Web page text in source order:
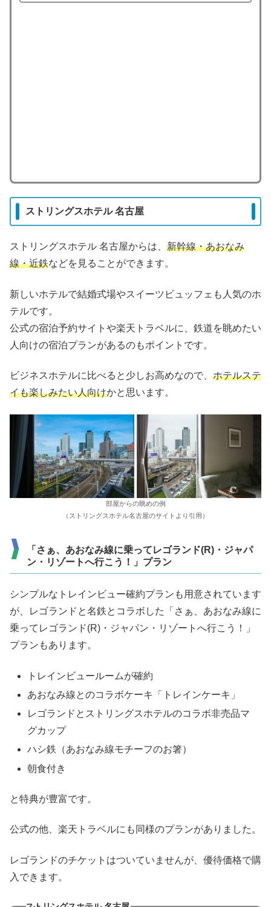
ストリングスホテル 名古屋
ストリングスホテル 名古屋からは、 新幹線・あおなみ
線・近鉄などを見ることができます。
新しいホテルで結婚式場やスイーツビュッフェも人気のホ
テルです。
公式の宿泊予約サイトや楽天トラベルに、鉄道を眺めたい
人向けの宿泊プランがあるのもポイントです。
ビジネスホテルに比べると少しお高めなので、 ホテルステ
イも楽しみたい人向けかと思います。
部屋からの眺めの例
（ストリングスホテル名古屋のサイトより引用）
「さぁ、あおなみ線に乗ってレゴランド(R)・ジャパ
ン・リゾートへ行こう！」プラン
シンプルなトレインビュー確約プランも用意されています
が、レゴランドと名鉄とコラボした「さぁ、あおなみ線に
乗ってレゴランド(R)・ジャパン・リゾートへ行こう！」
プランもあります。
トレインビュールームが確約
あおなみ線とのコラボケーキ「トレインケーキ」
レゴランドとストリングスホテルのコラボ非売品マ
グカップ
ハシ鉄（あおなみ線モチーフのお箸）
朝食付き
と特典が豊富です。
公式の他、楽天トラベルにも同様のプランがありました。
レゴランドのチケットはついていませんが、優待価格で購
入できます。